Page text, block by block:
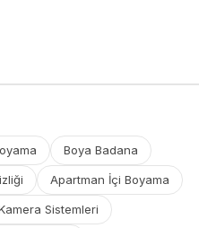
Boya Badana
Apartman İçi Boyama
Sistemleri